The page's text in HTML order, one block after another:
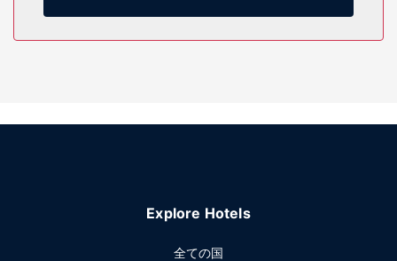
設備をご利用ください。その他の設備としてこのホテルで
エクスプレス チェックイン、エクスプレス チェックアウト、
ます。バーリントンでのイベント開催には、このホテル の会
Explore Hotels
全ての国